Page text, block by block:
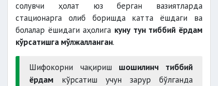
солувчи ҳолат юз берган вазиятларда
стационарга олиб боришда катта ёшдаги ва
болалар ёшидаги аҳолига куну тун тиббий ёрдам
кўрсатишга мўлжалланган.
Шифокорни чақириш шошилинч тиббий
ёрдам кўрсатиш учун зарур бўлганда